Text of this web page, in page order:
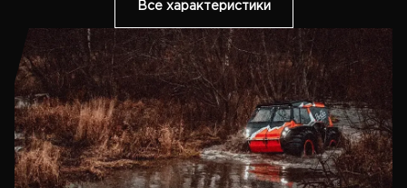
Все характеристики